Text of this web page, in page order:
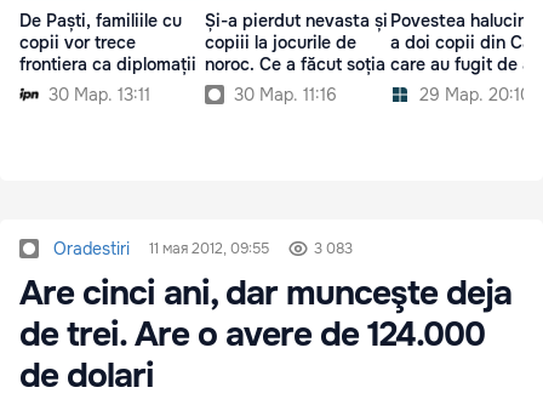
De Paști, familiile cu
copii vor trece
frontiera ca diplomații
30 Мар. 13:11
Și-a pierdut nevasta și
copiii la jocurile de
noroc. Ce a făcut soția
30 Мар. 11:16
Povestea
a doi copii din
care au fugit de
29 Мар. 20:10
Oradestiri 11 мая 2012, 09:55 3 083
Are cinci ani, dar munceşte deja
de trei. Are o avere de 124.000
de dolari